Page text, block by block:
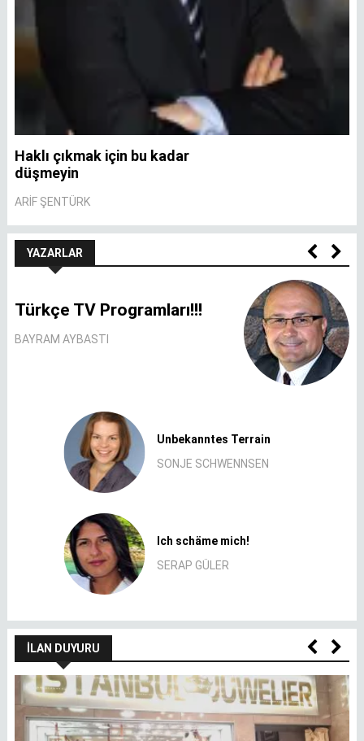
Haklı çıkmak için bu kadar
düşmeyin
ARIF ŞENTÜRK
YAZARLAR
Türkçe TV Programları!!!
BAYRAM AYBASTI
Unbekanntes Terrain
SONJE SCHWENNSEN
Ich schäme mich!
SERAP GÜLER
İLAN DUYURU